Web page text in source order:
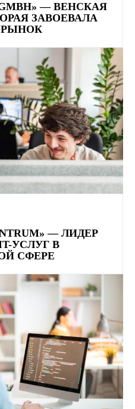
GMBH» — ВЕНСКАЯ
ЗАВОЕВАЛА
— ЛИДЕР
УСЛУГ В
СФЕРЕ